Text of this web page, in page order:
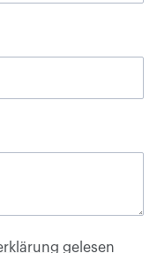
gelesen